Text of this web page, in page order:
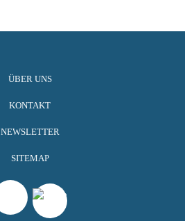
ÜBER UNS
KONTAKT
NEWSLETTER
SITEMAP